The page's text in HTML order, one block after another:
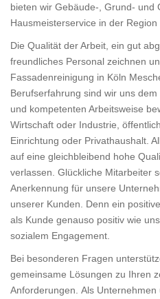
bieten wir Gebäude-, Grund- und
Hausmeisterservice in der Region
Die Qualität der Arbeit, ein gut
freundliches Personal zeichnen
Fassadenreinigung in Köln
Berufserfahrung sind wir uns
und kompetenten Arbeitsweise
Wirtschaft oder Industrie,
Einrichtung oder Privathaushalt.
auf eine gleichbleibend hohe
verlassen. Glückliche Mitarbeiter
Anerkennung für unsere
unserer Kunden. Denn ein
als Kunde genauso positiv wie
sozialem Engagement.
Bei besonderen Fragen
gemeinsame Lösungen zu Ihren
Anforderungen. Als